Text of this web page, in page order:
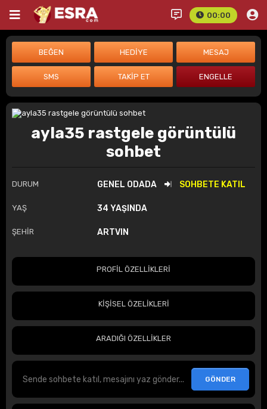
00:00
ayla35 rastgele görüntülü
sohbet
DURUM GENEL ODADA SOHBETE KATIL
YAŞ 34 YAŞINDA
ŞEHİR ARTVIN
PROFİL ÖZELLİKLERİ
KİŞİSEL ÖZELİKLERİ
ARADIĞI ÖZELLİKLER